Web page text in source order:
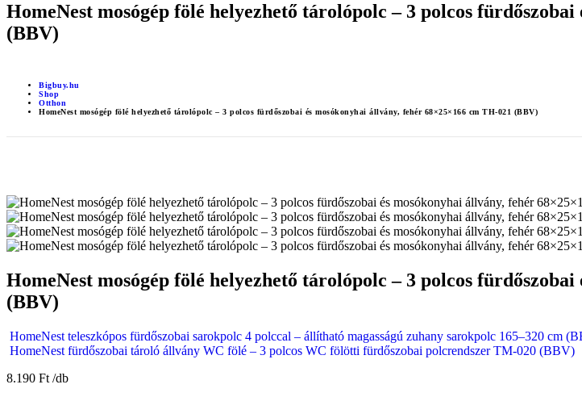
HomeNest mosógép fölé helyezhető tárolópolc – 3 polcos
(BBV)
Bigbuy.hu
Shop
Otthon
HomeNest mosógép fölé helyezhető tárolópolc – 3 polcos fürdőszobai és mosókonyhai állvány, fehér 68×25×166 cm TH-021 (BBV)
HomeNest mosógép fölé helyezhető tárolópolc – 3 polcos
(BBV)
HomeNest teleszkópos fürdőszobai sarokpolc 4 polccal – állítható magasságú zuhany sarokpolc 165–320 cm
HomeNest fürdőszobai tároló állvány WC fölé – 3 polcos WC fölötti fürdőszobai polcrendszer TM-020 (BBV)
8.190 Ft